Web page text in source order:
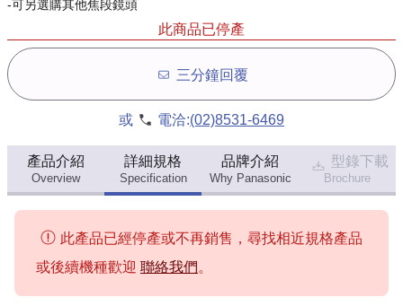
-可另選購其他焦段鏡頭
此商品已停產
三分鐘回覆
或 電洽:(02)8531-6469
產品介紹
Overview
詳細規格
Specification
品牌介紹
Why Panasonic
型錄下載
Brochure
此產品已經停產或不再銷售，尋找相近規格產品
或後續機種歡迎 聯絡我們 。